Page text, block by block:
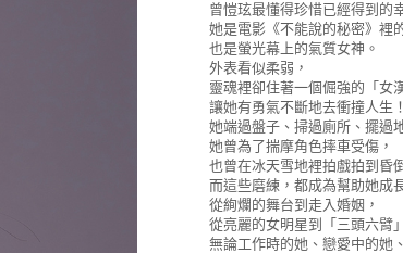
曾愷玹最懂得珍惜已經得到的
她是電影《不能說的秘密》裡
也是螢光幕上的氣質女神。
外表看似柔弱，
靈魂裡卻住著一個倔強的「女
讓她有勇氣不斷地去衝撞人生！
她端過盤子、掃過廁所、擺過
她曾為了揣摩角色摔車受傷，
也曾在冰天雪地裡拍戲拍到昏
而這些磨練，都成為幫助她成
從絢爛的舞台到走入婚姻，
從亮麗的女明星到「三頭六臂
無論工作時的她、戀愛中的她